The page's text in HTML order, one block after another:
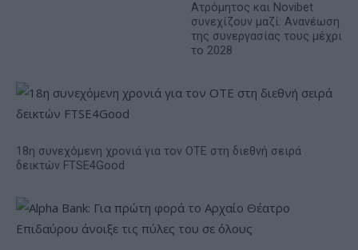
Ατρόμητος και Novibet
συνεχίζουν μαζί: Ανανέωση
της συνεργασίας τους μέχρι
το 2028
18η συνεχόμενη χρονιά για τον ΟΤΕ στη διεθνή σειρά
δεικτών FTSE4Good